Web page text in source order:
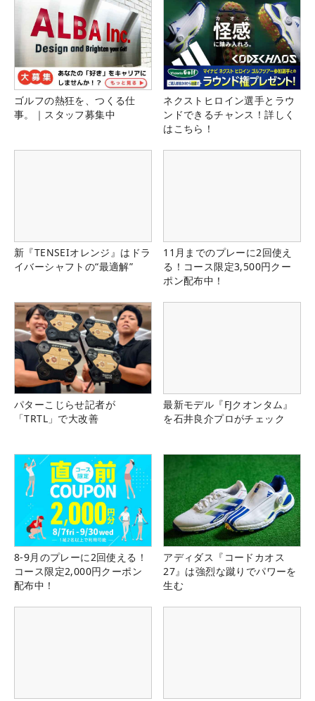
ゴルフの熱狂を、つくる仕
事。｜スタッフ募集中
ネクストヒロイン選手とラウ
ンドできるチャンス！詳しく
はこちら！
新『TENSEIオレンジ』はドラ
イバーシャフトの“最適解”
11月までのプレーに2回使え
る！コース限定3,500円クー
ポン配布中！
パターこじらせ記者が
「TRTL」で大改善
最新モデル『FJクオンタム』
を石井良介プロがチェック
8-9月のプレーに2回使える！
コース限定2,000円クーポン
配布中！
アディダス『コードカオス
27』は強烈な蹴りでパワーを
生む